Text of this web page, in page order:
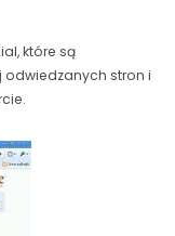
które są
stron i